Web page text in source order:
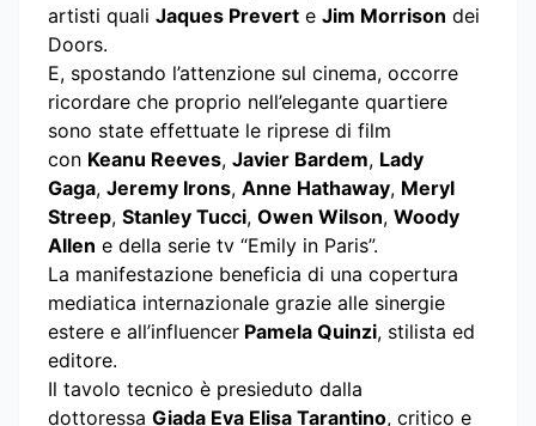
artisti quali Jaques Prevert e Jim Morrison dei
Doors.
E, spostando l’attenzione sul cinema, occorre
ricordare che proprio nell’elegante quartiere
sono state effettuate le riprese di film
con Keanu Reeves, Javier Bardem, Lady
Gaga, Jeremy Irons, Anne Hathaway, Meryl
Streep, Stanley Tucci, Owen Wilson, Woody
Allen e della serie tv “Emily in Paris”.
La manifestazione beneficia di una copertura
mediatica internazionale grazie alle sinergie
estere e all’influencer Pamela Quinzi, stilista ed
editore.
Il tavolo tecnico è presieduto dalla
dottoressa Giada Eva Elisa Tarantino, critico e